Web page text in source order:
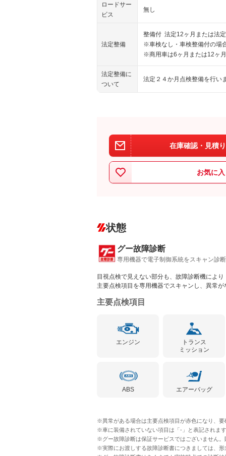
ロードサー
ビス
無し
法定整備
整備付 法定12ヶ月または法
※車検なし・車検整備付の場
※商用車は6ヶ月または12ヶ
法定整備に
ついて
法定２４か月点検整備を行い
在庫確認・見積
お気に
状態
グー故障診断
専用機器で電子制御系統をスキャン診断
目視点検で見えない部分も、故障診断機によ
主要点検項目を専用機器でスキャンし、異常
主要点検項目
エンジン
トランス
ミッション
ABS エアーバッグ
※異常がある場合は主要点検項目が赤色になり、要
※車に装備されていない項目は「-」と表記されま
※グー故障診断は保証サービスではございません
※実際にお渡しする故障診断書につきましては、